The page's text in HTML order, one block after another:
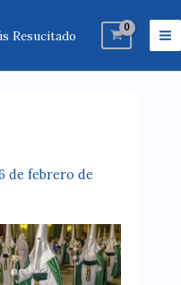
Resucitado
de febrero de